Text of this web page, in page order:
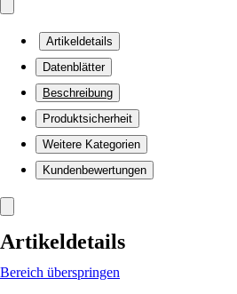
Artikeldetails
Datenblätter
Beschreibung
Produktsicherheit
Weitere Kategorien
Kundenbewertungen
Artikeldetails
Bereich überspringen